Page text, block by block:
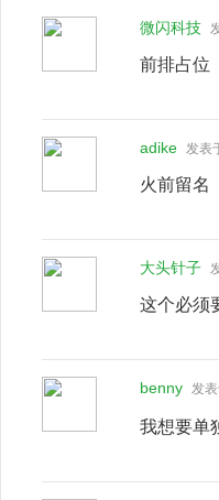
微闪科技
前排占位
adike 发表
火前留名
大头针子
这个必须
benny 发
我想要单